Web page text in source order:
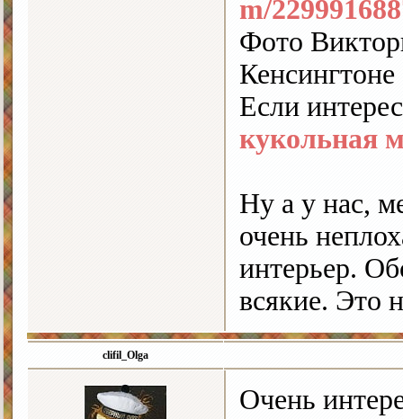
m/
Фото
Если
кукольная
Ну а у нас,
очень
интерьер.
всякие. Это
clifil_Olga
Очень